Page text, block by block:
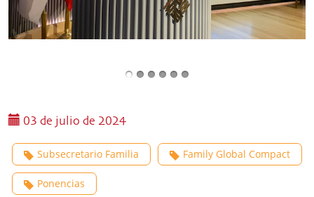
03 de julio de 2024
Subsecretario Familia Family Global Compact
Ponencias